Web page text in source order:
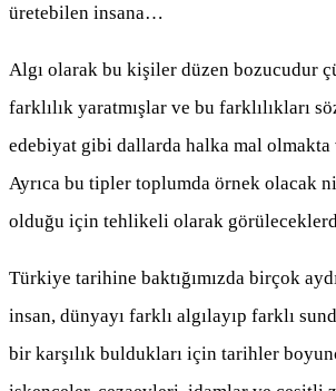
üretebilen insana…
Algı olarak bu kişiler düzen bozucudur
farklılık yaratmışlar ve bu farklılıkları
edebiyat gibi dallarda halka mal olmakta
Ayrıca bu tipler toplumda örnek olacak
olduğu için tehlikeli olarak
Türkiye tarihine baktığımızda birçok
insan, dünyayı farklı algılayıp farklı
bir karşılık buldukları için tarihler